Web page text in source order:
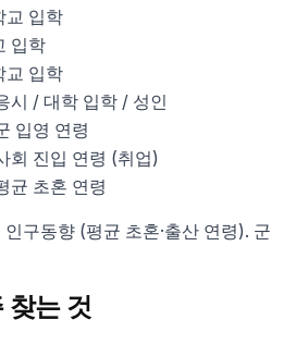
교 입학
입학
교 입학
시 / 대학 입학 / 성인
입영 연령
회 진입 연령 (취업)
균 초혼 연령
구동향 (평균 초혼·출산 연령). 군
찾는 것